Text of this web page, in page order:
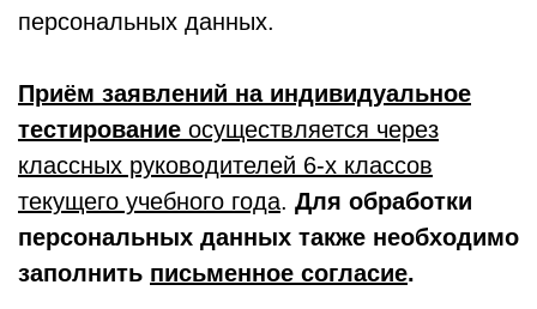
персональных данных.
Приём заявлений на индивидуальное
тестирование осуществляется через
классных руководителей 6-х классов
текущего учебного года. Для обработки
персональных данных также необходимо
заполнить письменное согласие.